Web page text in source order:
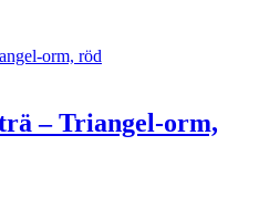
– Triangel-orm,